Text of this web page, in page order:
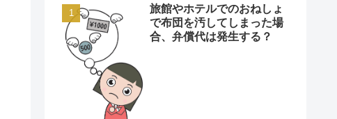
旅館やホテルでのおねしょ
で布団を汚してしまった場
合、弁償代は発生する？